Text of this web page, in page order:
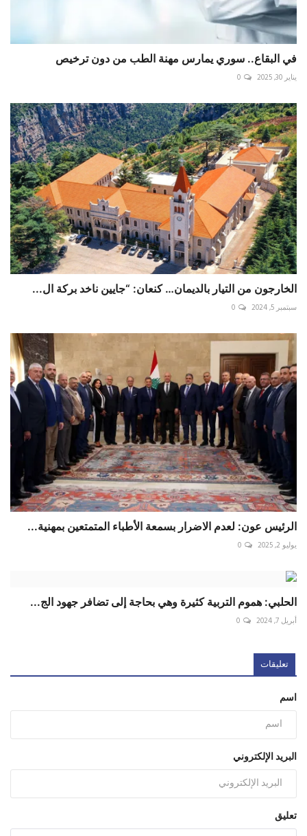
في البقاع.. سوري يمارس مهنة الطب من دون ترخيص
يناير 30, 2025 0
الخارجون من التيار بالديمان… كنعان: “جايين ناخد بركة ال...
سبتمبر 5, 2024 0
الرئيس عون: لعدم الاضرار بسمعة الأطباء المتمتعين بمهنية...
يوليو 2, 2025 0
الحلبي: هموم التربية كثيرة وهي بحاجة إلى تضافر جهود الج...
أبريل 7, 2024 0
تعليقات
اسم
البريد الإلكتروني
تعليق